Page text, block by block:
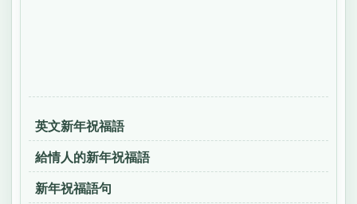
英文新年祝福語
給情人的新年祝福語
新年祝福語句